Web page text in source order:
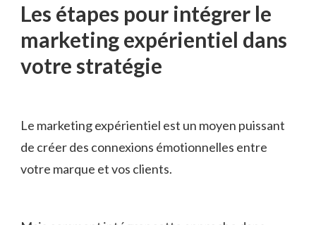
Les étapes pour intégrer le
marketing expérientiel dans
votre stratégie
Le marketing‍ expérientiel est un​ moyen puissant
de créer des connexions émotionnelles entre
votre marque et vos clients.